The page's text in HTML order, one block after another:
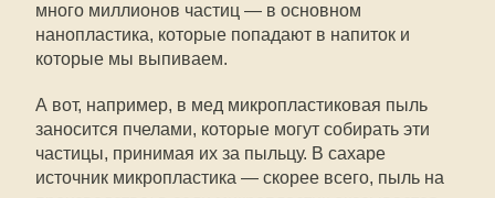
много миллионов частиц — в основном
нанопластика, которые попадают в напиток и
которые мы выпиваем.
А вот, например, в мед микропластиковая пыль
заносится пчелами, которые могут собирать эти
частицы, принимая их за пыльцу. В сахаре
источник микропластика — скорее всего, пыль на